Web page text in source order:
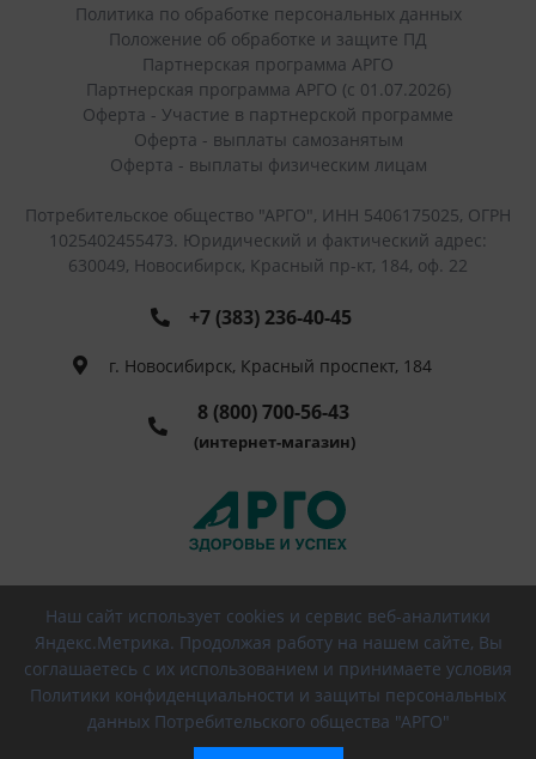
Политика по обработке персональных данных
Положение об обработке и защите ПД
Партнерская программа АРГО
Партнерская программа АРГО (с 01.07.2026)
Оферта - Участие в партнерской программе
Оферта - выплаты самозанятым
Оферта - выплаты физическим лицам
Потребительское общество "АРГО", ИНН 5406175025, ОГРН
1025402455473. Юридический и фактический адрес:
630049, Новосибирск, Красный пр-кт, 184, оф. 22
+7 (383) 236-40-45
г. Новосибирск, Красный проспект, 184
8 (800) 700-56-43
(интернет-магазин)
© 2026 РПО АРГО, Все права защищены
Наш сайт использует cookies и сервис веб-аналитики
Яндекс.Метрика. Продолжая работу на нашем сайте, Вы
соглашаетесь с их использованием и принимаете условия
Политики конфиденциальности и защиты персональных
данных Потребительского общества "АРГО"